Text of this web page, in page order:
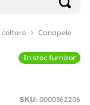
coltare Canapele
In stoc furnizor
SKU: 0000362206